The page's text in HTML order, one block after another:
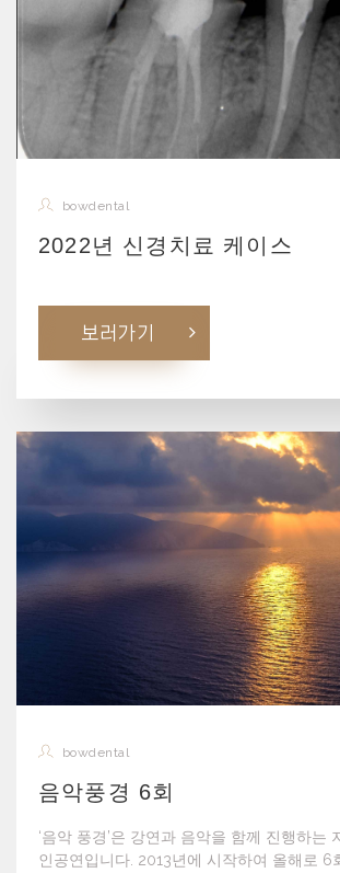
bowdental
2022년 신경치료 케이스
보러가기
bowdental
음악풍경 6회
‘음악 풍경’은 강연과 음악을 함께 진행하는
인공연입니다. 2013년에 시작하여 올해로 6